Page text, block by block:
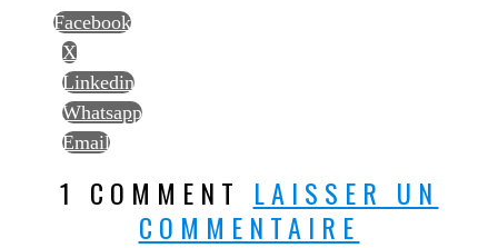
Facebook
X
Linkedin
Whatsapp
Email
1 COMMENT LAISSER UN
COMMENTAIRE